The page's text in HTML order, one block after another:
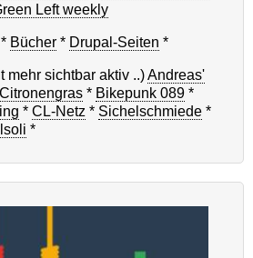
Left weekly
* Bücher * Drupal-Seiten *
mehr sichtbar aktiv ..)Andreas'
Citronengras * Bikepunk 089 *
* CL-Netz * Sichelschmiede *
*